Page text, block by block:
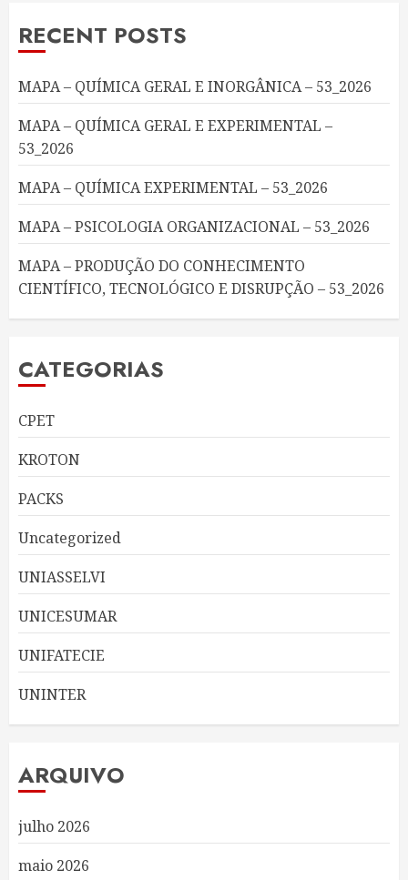
RECENT POSTS
MAPA – QUÍMICA GERAL E INORGÂNICA – 53_2026
MAPA – QUÍMICA GERAL E EXPERIMENTAL –
53_2026
MAPA – QUÍMICA EXPERIMENTAL – 53_2026
MAPA – PSICOLOGIA ORGANIZACIONAL – 53_2026
MAPA – PRODUÇÃO DO CONHECIMENTO
CIENTÍFICO, TECNOLÓGICO E DISRUPÇÃO – 53_2026
CATEGORIAS
CPET
KROTON
PACKS
Uncategorized
UNIASSELVI
UNICESUMAR
UNIFATECIE
UNINTER
ARQUIVO
julho 2026
maio 2026